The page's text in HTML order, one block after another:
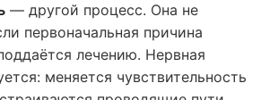
— другой процесс. Она не
первоначальная причина
лечению. Нервная
меняется чувствительность